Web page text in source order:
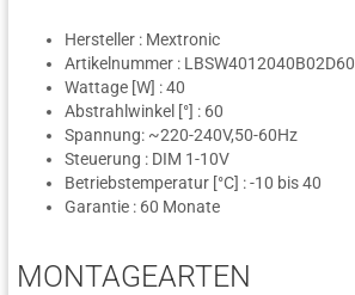
Hersteller : Mextronic
Artikelnummer : LBSW4012040B02D60
Wattage [W] : 40
Abstrahlwinkel [°] : 60
Spannung: ~220-240V,50-60Hz
Steuerung : DIM 1-10V
Betriebstemperatur [°C] : -10 bis 40
Garantie : 60 Monate
MONTAGEARTEN